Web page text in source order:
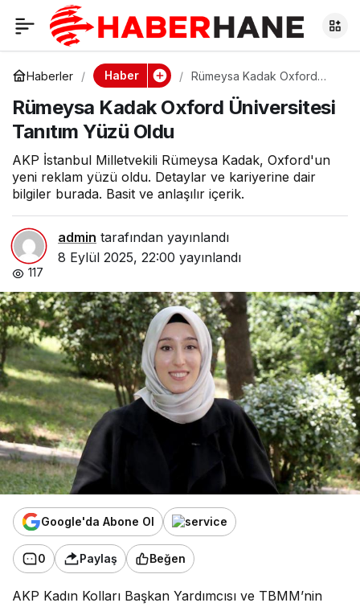
Haberler Haber
Rümeysa Kadak Oxford
Oldu
Rümeysa Kadak Oxford Üniversitesi
Tanıtım Yüzü Oldu
AKP İstanbul Milletvekili Rümeysa Kadak, Oxford'un
yeni reklam yüzü oldu. Detaylar ve kariyerine dair
bilgiler burada. Basit ve anlaşılır içerik.
admin tarafından yayınlandı
8 Eylül 2025, 22:00 yayınlandı
117
Google'da Abone Ol
0 Paylaş Beğen
AKP Kadın Kolları Başkan Yardımcısı ve TBMM’nin
Rümeysa Kadak
Oxford Üniversitesi
Tanıtım Yüzü Oldu